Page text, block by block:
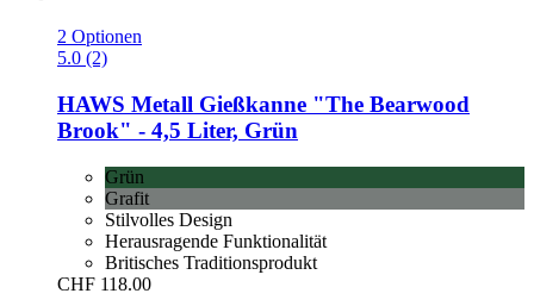
2 Optionen
5.0 (2)
HAWS Metall Gießkanne "The Bearwood
Brook" -​ 4,5 Liter, Grün
Grün
Grafit
Stilvolles Design
Herausragende Funktionalität
Britisches Traditionsprodukt
CHF 118.00